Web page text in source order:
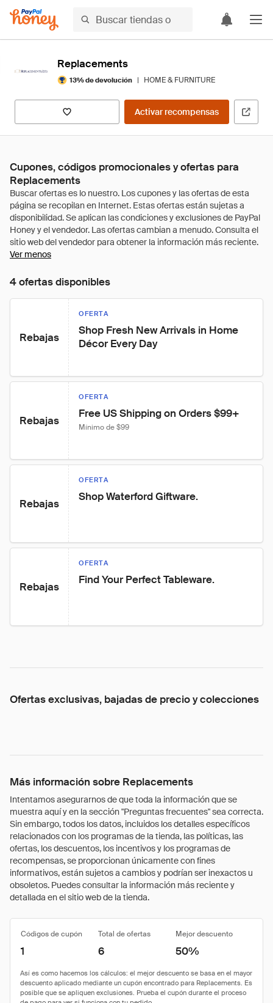
Replacements
13% de devolución | HOME & FURNITURE
Activar recompensas
Cupones, códigos promocionales y ofertas para
Replacements
Ver menos
4 ofertas disponibles
Rebajas
OFERTA
Shop Fresh New Arrivals in Home
Décor Every Day
Rebajas
OFERTA
Free US Shipping on Orders $99+
Mínimo de $99
Rebajas
OFERTA
Shop Waterford Giftware.
Rebajas
OFERTA
Find Your Perfect Tableware.
Ofertas exclusivas, bajadas de precio y colecciones
Más información sobre Replacements
Intentamos asegurarnos de que toda la información que se
muestra aquí y en la sección "Preguntas frecuentes" sea correcta.
Sin embargo, todos los datos, incluidos los detalles específicos
relacionados con los programas de la tienda, las políticas, las
ofertas, los descuentos, los incentivos y los programas de
recompensas, se proporcionan únicamente con fines
informativos, están sujetos a cambios y podrían ser inexactos u
obsoletos. Puedes consultar la información más reciente y
detallada en el sitio web de la tienda.
Códigos de cupón Total de ofertas Mejor descuento
1 6 50%